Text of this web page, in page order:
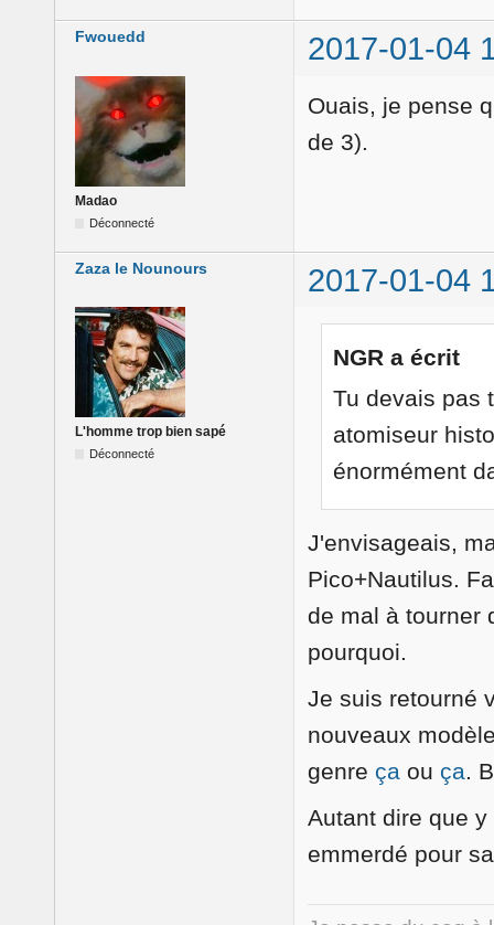
Fwouedd 2017-01-04
Madao
Déconnecté
Ouais, je pense
de 3).
Zaza le Nounours 2017-01-04
L'homme trop bien sapé
Déconnecté
NGR a écrit
Tu devais pas
atomiseur
énormément
J'envisageais,
Pico+Nautilus.
de mal à tourner
pourquoi.
Je suis retourné
nouveaux
genre ça ou ça.
Autant dire que
emmerdé pour